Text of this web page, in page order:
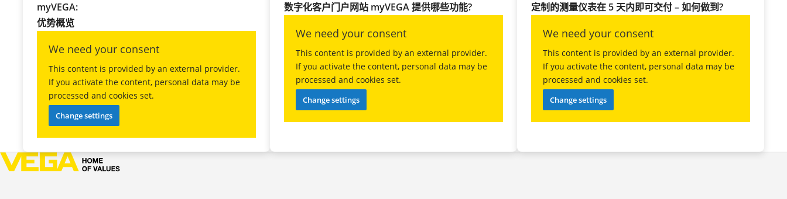
myVEGA:
优势概览
We need your consent
This content is provided by an external provider.
If you activate the content, personal data may be
processed and cookies set.
Change settings
数字化客户门户网站 myVEGA 提供哪些功能?
We need your consent
This content is provided by an external provider.
If you activate the content, personal data may be
processed and cookies set.
Change settings
定制的测量仪表在 5 天内即可交付 – 如何做到?
We need your consent
This content is provided by an external provider.
If you activate the content, personal data may be
processed and cookies set.
Change settings